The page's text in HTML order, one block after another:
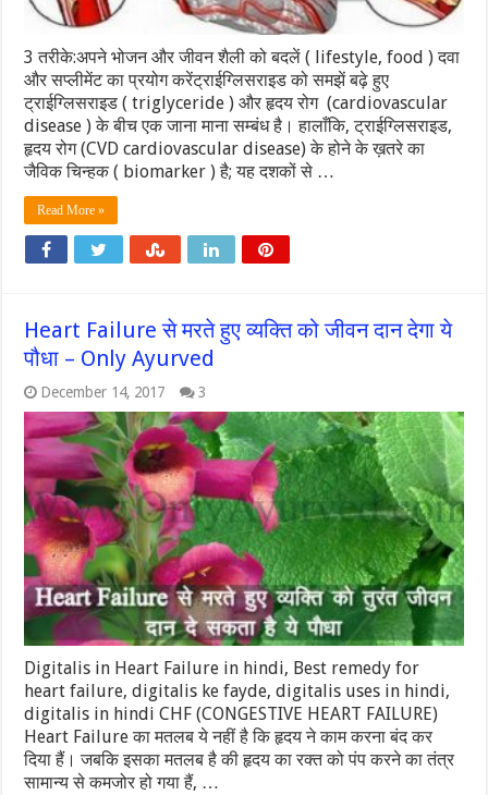
3 तरीके:अपने भोजन और जीवन शैली को बदलें ( lifestyle, food ) दवा
और सप्लीमेंट का प्रयोग करेंट्राईग्लिसराइड को समझें बढ़े हुए
ट्राईग्लिसराइड ( triglyceride ) और हृदय रोग (cardiovascular
disease ) के बीच एक जाना माना सम्बंध है। हालाँकि, ट्राईग्लिसराइड,
हृदय रोग (CVD cardiovascular disease) के होने के ख़तरे का
जैविक चिन्हक ( biomarker ) है; यह दशकों से …
Read More »
Heart Failure से मरते हुए व्यक्ति को जीवन दान देगा ये
पौधा – Only Ayurved
December 14, 2017 3
Digitalis in Heart Failure in hindi, Best remedy for
heart failure, digitalis ke fayde, digitalis uses in hindi,
digitalis in hindi CHF (CONGESTIVE HEART FAILURE)
Heart Failure का मतलब ये नहीं है कि हृदय ने काम करना बंद कर
दिया हैं। जबकि इसका मतलब है की हृदय का रक्त को पंप करने का तंत्र
सामान्य से कमजोर हो गया हैं, …